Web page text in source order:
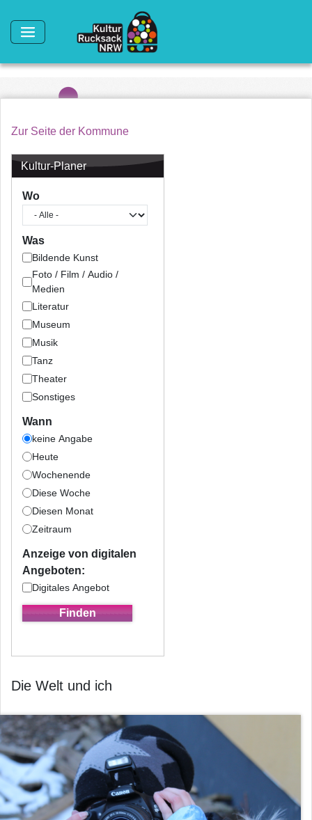
Zur Seite der Kommune
Kultur-Planer
Wo
Was
Bildende Kunst
Foto / Film / Audio /
Medien
Literatur
Museum
Musik
Tanz
Theater
Sonstiges
Wann
keine Angabe
Heute
Wochenende
Diese Woche
Diesen Monat
Zeitraum
Anzeige von digitalen
Angeboten:
Digitales Angebot
Die Welt und ich